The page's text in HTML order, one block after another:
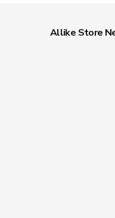
Allike Store